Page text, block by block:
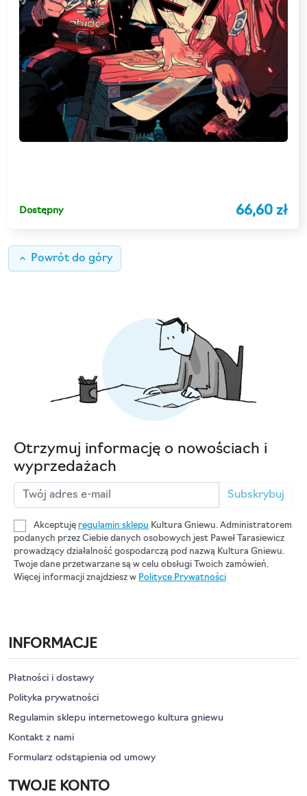
Dostępny 66,60 zł
keyboard_arrow_up Powrót do góry
Otrzymuj informację o nowościach i
wyprzedażach
Subskrybuj
Akceptuję regulamin sklepu Kultura Gniewu. Administratorem
podanych przez Ciebie danych osobowych jest Paweł Tarasiewicz
prowadzący działalność gospodarczą pod nazwą Kultura Gniewu.
Twoje dane przetwarzane są w celu obsługi Twoich zamówień.
Więcej informacji znajdziesz w Polityce Prywatności
INFORMACJE
Płatności i dostawy
Polityka prywatności
Regulamin sklepu internetowego kultura gniewu
Kontakt z nami
Formularz odstąpienia od umowy
TWOJE KONTO